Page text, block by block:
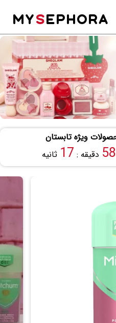
MYSEPHORA
58 دقیقه : 17 ثانیه